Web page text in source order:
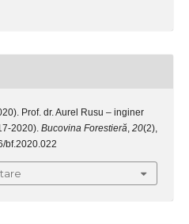
Prof. dr. Aurel Rusu – inginer
2020). Bucovina Forestieră, 20(2),
bf.2020.022